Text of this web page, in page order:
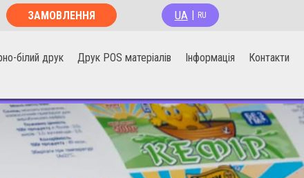
ЗАМОВЛЕННЯ
UA RU
білий друк Друк POS матеріалів Інформація Контакти